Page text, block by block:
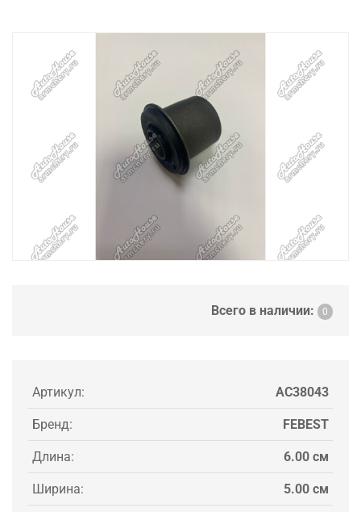
Всего в наличии: 0
Артикул: AC38043
Бренд: FEBEST
Длина: 6.00 см
Ширина: 5.00 см